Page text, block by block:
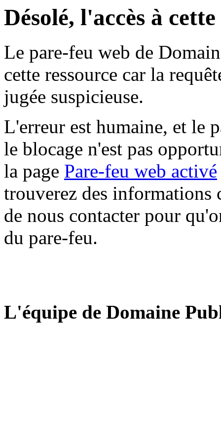
Désolé, l'accès à
Le pare-feu web de
cette ressource car la
jugée suspicieuse.
L'erreur est humaine, et le
le blocage n'est pas
la page Pare-feu web activé
trouverez des informations
de nous contacter pour
du pare-feu.
L'équipe de Domaine